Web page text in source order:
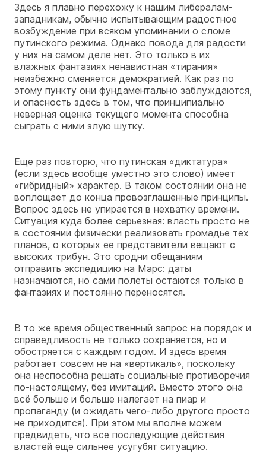
Здесь я плавно перехожу к нашим либералам-
западникам, обычно испытывающим радостное
возбуждение при всяком упоминании о сломе
путинского режима. Однако повода для радости
у них на самом деле нет. Это только в их
влажных фантазиях ненавистная «тирания»
неизбежно сменяется демократией. Как раз по
этому пункту они фундаментально заблуждаются,
и опасность здесь в том, что принципиально
неверная оценка текущего момента способна
сыграть с ними злую шутку.
Еще раз повторю, что путинская «диктатура»
(если здесь вообще уместно это слово) имеет
«гибридный» характер. В таком состоянии она не
воплощает до конца провозглашенные принципы.
Вопрос здесь не упирается в нехватку времени.
Ситуация куда более серьезная: власть просто не
в состоянии физически реализовать громадье тех
планов, о которых ее представители вещают с
высоких трибун. Это сродни обещаниям
отправить экспедицию на Марс: даты
назначаются, но сами полеты остаются только в
фантазиях и постоянно переносятся.
В то же время общественный запрос на порядок и
справедливость не только сохраняется, но и
обостряется с каждым годом. И здесь время
работает совсем не на «вертикаль», поскольку
она неспособна решать социальные противоречия
по-настоящему, без имитаций. Вместо этого она
всё больше и больше налегает на пиар и
пропаганду (и ожидать чего-либо другого просто
не приходится). При этом мы вполне можем
предвидеть, что все последующие действия
властей еще сильнее усугубят ситуацию.